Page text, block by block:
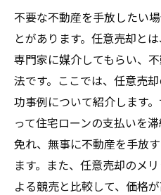
不要な不動産を手放したい
とがあります。任意売却と
専門家に媒介してもらい、
法です。ここでは、任意売
功事例について紹介します
って住宅ローンの支払いを
免れ、無事に不動産を手放
ます。また、任意売却のメ
よる競売と比較して、価格